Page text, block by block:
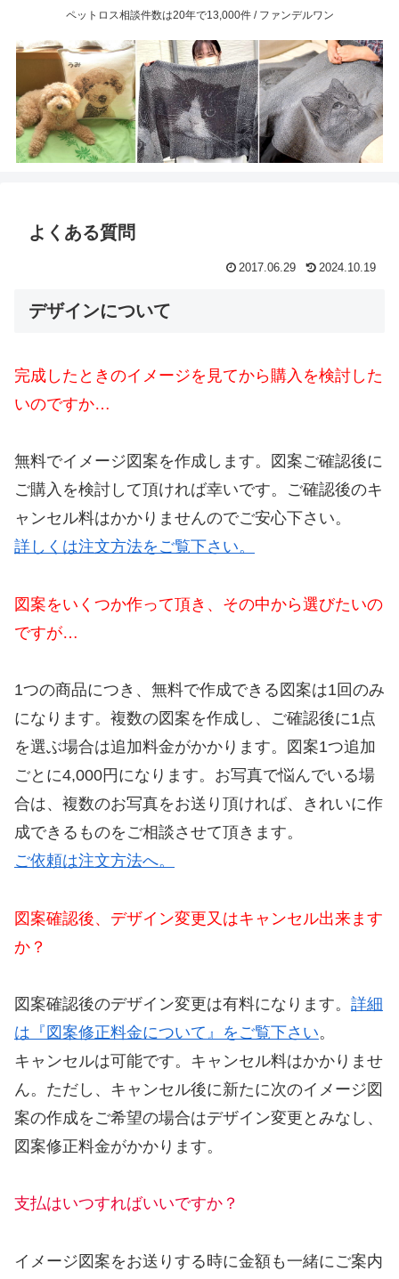
ペットロス相談件数は20年で13,000件 / ファンデルワン
よくある質問
2017.06.29 2024.10.19
デザインについて
完成したときのイメージを見てから購入を検討した
いのですか…
無料でイメージ図案を作成します。図案ご確認後に
ご購入を検討して頂ければ幸いです。ご確認後のキ
ャンセル料はかかりませんのでご安心下さい。
詳しくは注文方法をご覧下さい。
図案をいくつか作って頂き、その中から選びたいの
ですが…
1つの商品につき、無料で作成できる図案は1回のみ
になります。複数の図案を作成し、ご確認後に1点
を選ぶ場合は追加料金がかかります。図案1つ追加
ごとに4,000円になります。お写真で悩んでいる場
合は、複数のお写真をお送り頂ければ、きれいに作
成できるものをご相談させて頂きます。
ご依頼は注文方法へ。
図案確認後、デザイン変更又はキャンセル出来ます
か？
図案確認後のデザイン変更は有料になります。 詳細
は『図案修正料金について』をご覧下さい。
キャンセルは可能です。キャンセル料はかかりませ
ん。ただし、キャンセル後に新たに次のイメージ図
案の作成をご希望の場合はデザイン変更とみなし、
図案修正料金がかかります。
支払はいつすればいいですか？
イメージ図案をお送りする時に金額も一緒にご案内